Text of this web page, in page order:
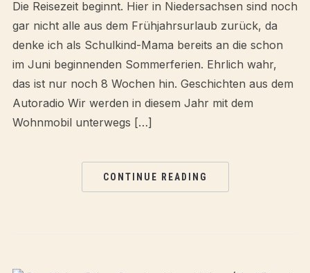
Die Reisezeit beginnt. Hier in Niedersachsen sind noch
gar nicht alle aus dem Frühjahrsurlaub zurück, da
denke ich als Schulkind-Mama bereits an die schon
im Juni beginnenden Sommerferien. Ehrlich wahr,
das ist nur noch 8 Wochen hin. Geschichten aus dem
Autoradio Wir werden in diesem Jahr mit dem
Wohnmobil unterwegs […]
CONTINUE READING